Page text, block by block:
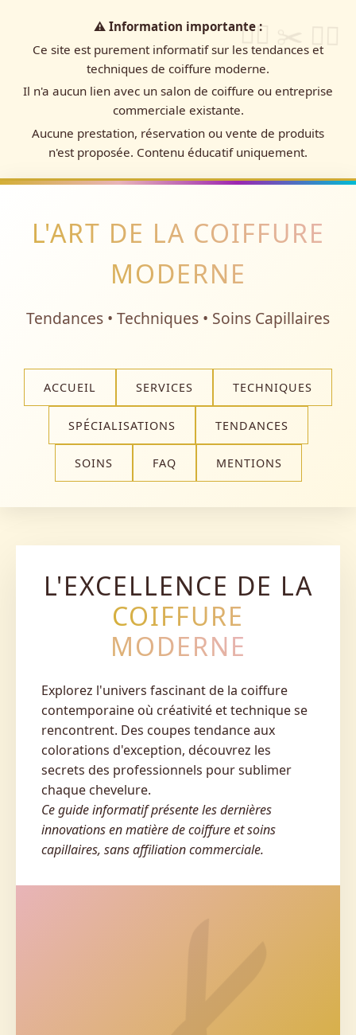
💇‍♀️ ✂️ 💆‍♀️
⚠️ Information importante :
Ce site est purement informatif sur les tendances et
techniques de coiffure moderne.
Il n'a aucun lien avec un salon de coiffure ou entreprise
commerciale existante.
Aucune prestation, réservation ou vente de produits
n'est proposée. Contenu éducatif uniquement.
L'ART DE LA COIFFURE
MODERNE
Tendances • Techniques • Soins Capillaires
ACCUEIL SERVICES TECHNIQUES
SPÉCIALISATIONS TENDANCES
SOINS FAQ MENTIONS
L'EXCELLENCE DE LA
COIFFURE
MODERNE
Explorez l'univers fascinant de la coiffure
contemporaine où créativité et technique se
rencontrent. Des coupes tendance aux
colorations d'exception, découvrez les
secrets des professionnels pour sublimer
chaque chevelure.
Ce guide informatif présente les dernières
innovations en matière de coiffure et soins
capillaires, sans affiliation commerciale.